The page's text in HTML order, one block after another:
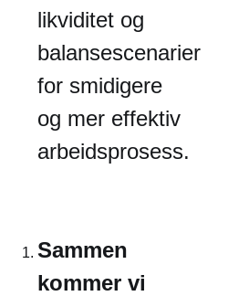
likviditet og
balansescenarier
for smidigere
og mer effektiv
arbeidsprosess.
Sammen
kommer vi